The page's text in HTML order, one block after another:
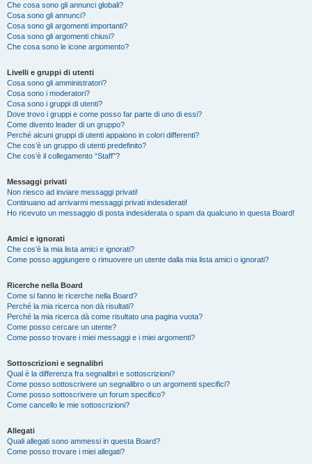
Che cosa sono gli annunci globali?
Cosa sono gli annunci?
Cosa sono gli argomenti importanti?
Cosa sono gli argomenti chiusi?
Che cosa sono le icone argomento?
Livelli e gruppi di utenti
Cosa sono gli amministratori?
Cosa sono i moderatori?
Cosa sono i gruppi di utenti?
Dove trovo i gruppi e come posso far parte di uno di essi?
Come divento leader di un gruppo?
Perché alcuni gruppi di utenti appaiono in colori differenti?
Che cos’è un gruppo di utenti predefinito?
Che cos’è il collegamento “Staff”?
Messaggi privati
Non riesco ad inviare messaggi privati!
Continuano ad arrivarmi messaggi privati indesiderati!
Ho ricevuto un messaggio di posta indesiderata o spam da qualcuno in questa Board!
Amici e ignorati
Che cos’è la mia lista amici e ignorati?
Come posso aggiungere o rimuovere un utente dalla mia lista amici o ignorati?
Ricerche nella Board
Come si fanno le ricerche nella Board?
Perché la mia ricerca non dà risultati?
Perché la mia ricerca dà come risultato una pagina vuota?
Come posso cercare un utente?
Come posso trovare i miei messaggi e i miei argomenti?
Sottoscrizioni e segnalibri
Qual è la differenza fra segnalibri e sottoscrizioni?
Come posso sottoscrivere un segnalibro o un argomenti specifici?
Come posso sottoscrivere un forum specifico?
Come cancello le mie sottoscrizioni?
Allegati
Quali allegati sono ammessi in questa Board?
Come posso trovare i miei allegati?